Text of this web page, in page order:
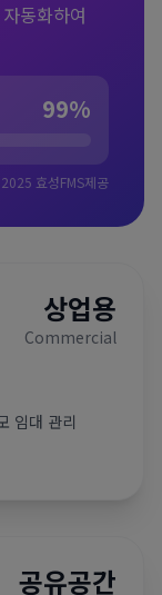
동화하여
99%
효성FMS제공
상업용
Commercial
임대 관리
공유공간